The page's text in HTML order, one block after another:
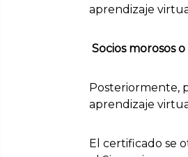
aprendizaje
Socios morosos
Posteriormente,
aprendizaje
El certificado se